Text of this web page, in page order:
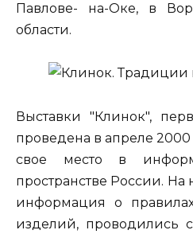
Павлове- на-Оке, в
области.
Выставки "Клинок",
проведена в апреле 2000
свое место в
пространстве России. На
информация о
изделий, проводились